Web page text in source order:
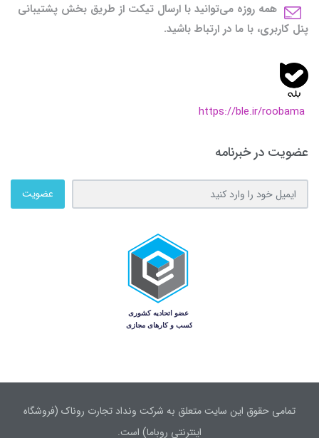
همه روزه می‌توانید با ارسال تیکت از طریق بخش پشتیبانی
پنل کاربری، با ما در ارتباط باشید.
https://ble.ir/roobama
عضویت در خبرنامه
عضویت
تمامی حقوق این سایت متعلق به شرکت ونداد تجارت روناک (فروشگاه
اینترنتی روباما) است.